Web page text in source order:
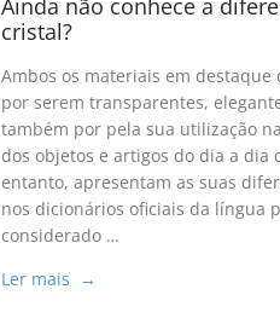
Ainda não conhece a
cristal?
Ambos os materiais em destaque
por serem transparentes,
também por pela sua utilização
dos objetos e artigos do dia a dia
entanto, apresentam as suas
nos dicionários oficiais da língua
considerado …
Ler mais →